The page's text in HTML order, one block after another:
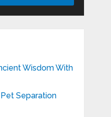
Wisdom With
Separation